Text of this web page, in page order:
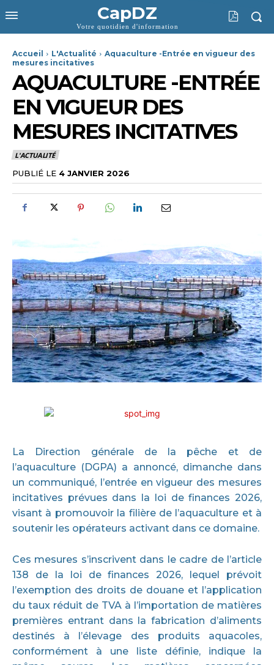
CapDZ
Votre quotidien d'information
Accueil L'Actualité
Aquaculture -Entrée en vigueur des
mesures incitatives
AQUACULTURE -ENTRÉE
EN VIGUEUR DES
MESURES INCITATIVES
L'ACTUALITÉ
PUBLIÉ LE 4 JANVIER 2026
La Direction générale de la pêche et de
l’aquaculture (DGPA) a annoncé, dimanche dans
un communiqué, l’entrée en vigueur des mesures
incitatives prévues dans la loi de finances 2026,
visant à promouvoir la filière de l’aquaculture et à
soutenir les opérateurs activant dans ce domaine.
Ces mesures s’inscrivent dans le cadre de l’article
138 de la loi de finances 2026, lequel prévoit
l’exemption des droits de douane et l’application
du taux réduit de TVA à l’importation de matières
premières entrant dans la fabrication d’aliments
destinés à l’élevage des produits aquacoles,
conformément à une liste définie, indique la